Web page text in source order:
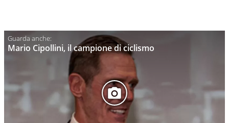
Mario Cipollini, il campione di ciclismo